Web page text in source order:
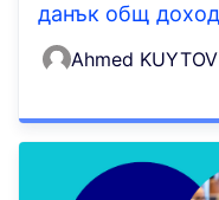
данък общ
Ahmed KUYTOV